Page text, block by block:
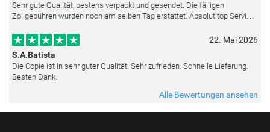
Sehr gute Qualität, bestens verpackt und gesendet. Die fälligen
Zollgebühren wurden noch am selben Tag erstattet. Absolut top Service
22. Mai 2026
S.A.Batista
Die Copie ist in sehr guter Qualität. Sehr zufrieden. Schnelle Lieferung.
Besten Dank.
Alle Bewertungen ansehen